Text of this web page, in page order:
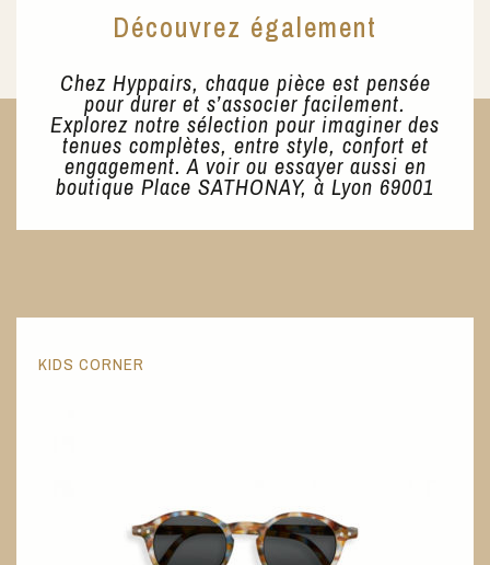
Découvrez également
Chez Hyppairs, chaque pièce est pensée
pour durer et s’associer facilement.
Explorez notre sélection pour imaginer des
tenues complètes, entre style, confort et
engagement. A voir ou essayer aussi en
boutique Place SATHONAY, à Lyon 69001
KIDS CORNER